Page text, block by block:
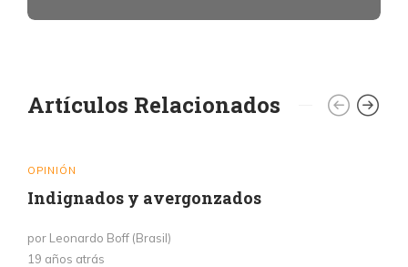
Artículos Relacionados
OPINIÓN
Indignados y avergonzados
por Leonardo Boff (Brasil)
19 años atrás